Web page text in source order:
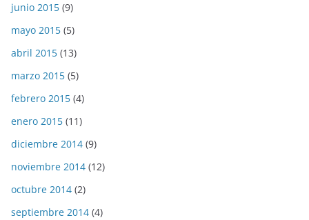
junio 2015 (9)
mayo 2015 (5)
abril 2015 (13)
marzo 2015 (5)
febrero 2015 (4)
enero 2015 (11)
diciembre 2014 (9)
noviembre 2014 (12)
octubre 2014 (2)
septiembre 2014 (4)